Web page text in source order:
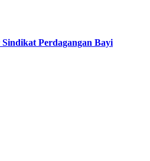
Perdagangan Bayi